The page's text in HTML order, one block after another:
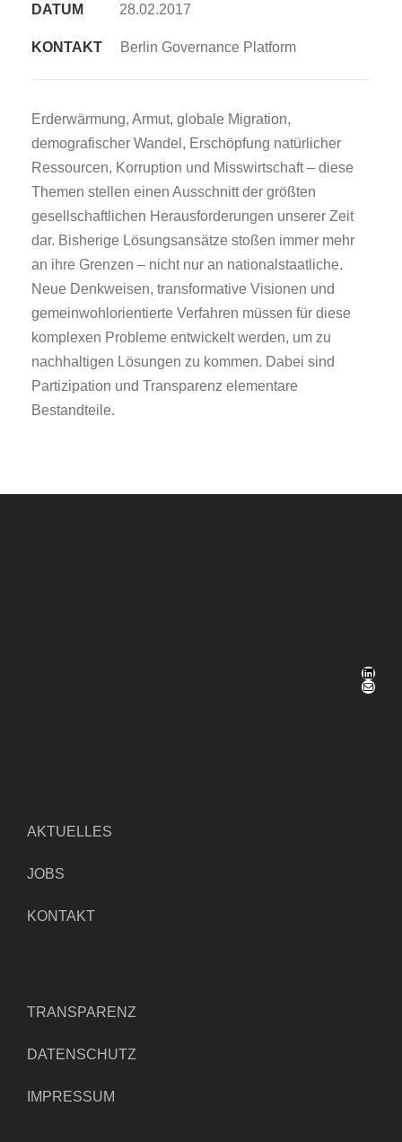
DATUM 28.02.2017
KONTAKT Berlin Governance Platform
Erderwärmung, Armut, globale Migration,
demografischer Wandel, Erschöpfung natürlicher
Ressourcen, Korruption und Misswirtschaft – diese
Themen stellen einen Ausschnitt der größten
gesellschaftlichen Herausforderungen unserer Zeit
dar. Bisherige Lösungsansätze stoßen immer mehr
an ihre Grenzen – nicht nur an nationalstaatliche.
Neue Denkweisen, transformative Visionen und
gemeinwohlorientierte Verfahren müssen für diese
komplexen Probleme entwickelt werden, um zu
nachhaltigen Lösungen zu kommen. Dabei sind
Partizipation und Transparenz elementare
Bestandteile.
LinkedIn
E-Mail
AKTUELLES
JOBS
KONTAKT
TRANSPARENZ
DATENSCHUTZ
IMPRESSUM